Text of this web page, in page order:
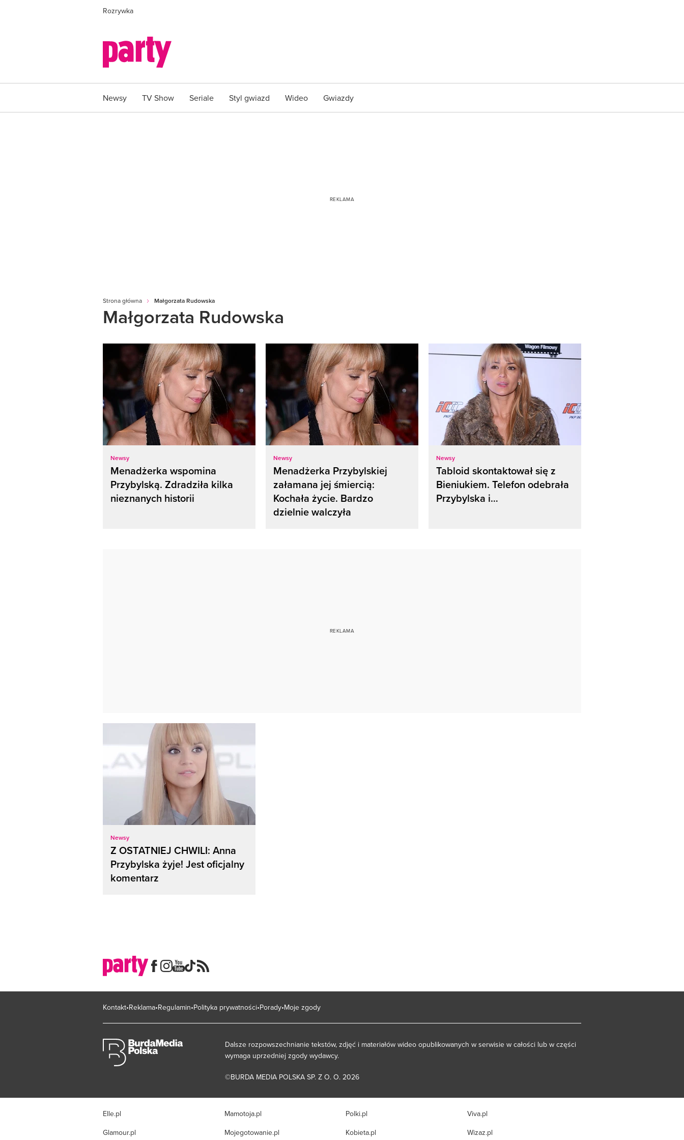
Rozrywka
Newsy TV Show Seriale Styl gwiazd Wideo Gwiazdy
Strona główna Małgorzata Rudowska
Małgorzata Rudowska
Newsy
Menadżerka wspomina
Przybylską. Zdradziła kilka
nieznanych historii
Newsy
Menadżerka Przybylskiej
załamana jej śmiercią:
Kochała życie. Bardzo
dzielnie walczyła
Newsy
Tabloid skontaktował się z
Bieniukiem. Telefon odebrała
Przybylska i…
Newsy
Z OSTATNIEJ CHWILI: Anna
Przybylska żyje! Jest oficjalny
komentarz
Kontakt Reklama Regulamin Polityka prywatności Porady Moje zgody
Dalsze rozpowszechnianie tekstów, zdjęć i materiałów wideo opublikowanych w serwisie w całości lub w części
wymaga uprzedniej zgody wydawcy.
©BURDA MEDIA POLSKA SP. Z O. O. 2026
Elle.pl
Glamour.pl
Mamotoja.pl
Mojegotowanie.pl
Polki.pl
Kobieta.pl
Viva.pl
Wizaz.pl